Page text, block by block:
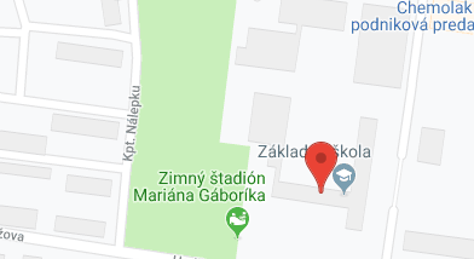
Externý obsah je blokovaný
Prajete si načítať externý obsah?
tentokrát Povoliť a zapamätať - súhlas s